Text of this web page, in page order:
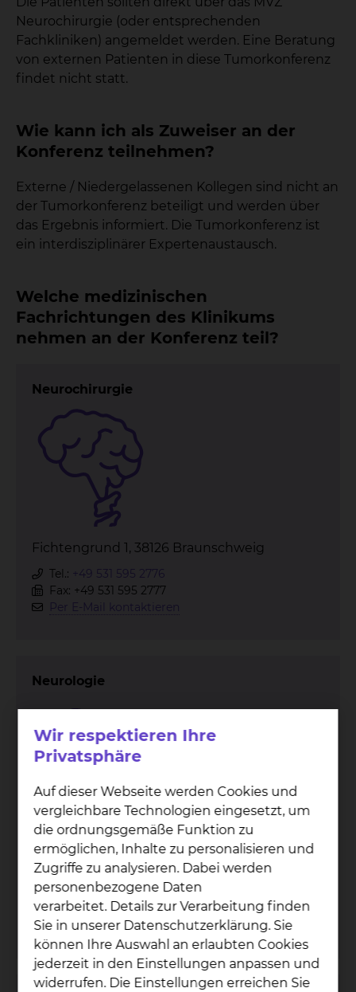
Neurochirurgie (oder entsprechenden
Fachkliniken) angemeldet werden. Eine Beratung
von externen Patienten in diese Tumorkonferenz
findet nicht statt.
Wie kann ich als Zuweiser an der
Konferenz teilnehmen?
Externe / Niedergelassenen Kollegen sind nicht an
der Tumorkonferenz beteiligt und werden über
das Ergebnis informiert. Die Tumorkonferenz ist
ein interdisziplinärer Expertenaustausch.
Welche medizinischen
Fachrichtungen des Klinikums
nehmen an der Konferenz teil?
Neurochirurgie
Fichtengrund 1, 38126 Braunschweig
Tel.: +49 531 595 2776
Fax: +49 531 595 2777
Per E-Mail kontaktieren
Neurologie
Fichtengrund 1, 38126 Braunschweig
Tel.:+49 531 595 2285
Fax: +49 531 595 2659
Per E-Mail kontaktieren
mehr
Wir respektieren Ihre
Privatsphäre
Auf dieser Webseite werden Cookies und
vergleichbare Technologien eingesetzt, um
die ordnungsgemäße Funktion zu
ermöglichen, Inhalte zu personalisieren und
Zugriffe zu analysieren. Dabei werden
personenbezogene Daten
verarbeitet. Details zur Verarbeitung finden
Sie in unserer Datenschutzerklärung. Sie
können Ihre Auswahl an erlaubten Cookies
jederzeit in den Einstellungen anpassen und
widerrufen. Die Einstellungen erreichen Sie